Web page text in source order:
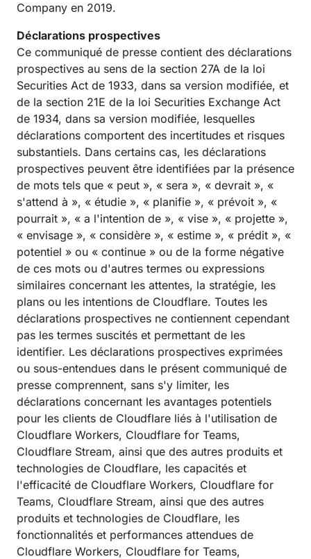
Company en 2019.
Déclarations prospectives
Ce communiqué de presse contient des déclarations
prospectives au sens de la section 27A de la loi
Securities Act de 1933, dans sa version modifiée, et
de la section 21E de la loi Securities Exchange Act
de 1934, dans sa version modifiée, lesquelles
déclarations comportent des incertitudes et risques
substantiels. Dans certains cas, les déclarations
prospectives peuvent être identifiées par la présence
de mots tels que « peut », « sera », « devrait », «
s'attend à », « étudie », « planifie », « prévoit », «
pourrait », « a l'intention de », « vise », « projette »,
« envisage », « considère », « estime », « prédit », «
potentiel » ou « continue » ou de la forme négative
de ces mots ou d'autres termes ou expressions
similaires concernant les attentes, la stratégie, les
plans ou les intentions de Cloudflare. Toutes les
déclarations prospectives ne contiennent cependant
pas les termes suscités et permettant de les
identifier. Les déclarations prospectives exprimées
ou sous-entendues dans le présent communiqué de
presse comprennent, sans s'y limiter, les
déclarations concernant les avantages potentiels
pour les clients de Cloudflare liés à l'utilisation de
Cloudflare Workers, Cloudflare for Teams,
Cloudflare Stream, ainsi que des autres produits et
technologies de Cloudflare, les capacités et
l'efficacité de Cloudflare Workers, Cloudflare for
Teams, Cloudflare Stream, ainsi que des autres
produits et technologies de Cloudflare, les
fonctionnalités et performances attendues de
Cloudflare Workers, Cloudflare for Teams,